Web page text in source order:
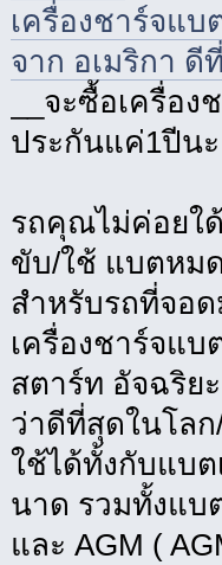
เครื่องชาร์จแบ
จาก อเมริกา
__จะซื้อเครื่อ
ประกันแค่1ปีน
รถคุณไม่ค่อยใ
ขับ/ใช้ แบตหม
สำหรับรถที่จอ
เครื่องชาร์จแ
สตาร์ท อัจฉริย
ว่าดีที่สุดในโล
ใช้ได้ทั้งกับแบ
นาด รวมทั้งแบ
และ AGM (